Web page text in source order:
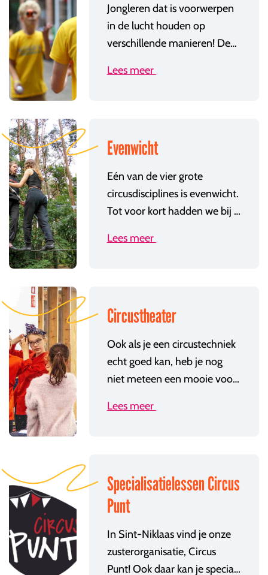
Jongleren dat is voorwerpen
in de lucht houden op
verschillende manieren! Denk aan 1, 2, 3 of meer balletjes, ringen, kegels, diabolo, flowerstick, chinese bordjes, poi, ... Kan je al redelijk overweg met drie balletjes? Kijk even bij 'Juggler'! Of heb je die diabolo al aardig in bedwang? Neem dan zeker een kijkje bij 'Diabolo'!
Lees meer
Evenwicht
Eén van de vier grote
circusdisciplines is evenwicht.
Tot voor kort hadden we bij Circolito enkel eenwieler als specialisatieles, maar vanaf 2022-2023 hebben we er een nieuwe bij: 'evenwicht'. Hierbij komen alle (ja, écht alle) evenwichtstechnieken aan bod. Bal, ton, rolla bolla, stelten, springstelten, kabel, slackline, funambule, slap touw, eenwieler, flessen lopen, ladder, … Iedereen vanaf 8 jaar is welkom, ongeacht ervaring of niveau.
Lees meer
Circustheater
Ook als je een circustechniek
echt goed kan, heb je nog
niet meteen een mooie voorstelling. Hoe verwerk je je circustechnieken in een straf nummer? Hoe reageer je op het publiek? Wat doe je als het eens fout gaat? Of hoe zorg je er voor dat alles opzettelijk fout gaat zonder dat het opvalt? Circustheater en clownerie weet mogelijke antwoorden! En theaterverhalen creëren zonder teksten te leren, en zonder te weten wat de tegenspelers gaan zeggen of doen? Leren om snel te reageren op wat er gebeurt? Dat leer je in improtheater.
Lees meer
Specialisatielessen Circus
Punt
In Sint-Niklaas vind je onze
zusterorganisatie, Circus
Punt! Ook daar kan je specialisatielessen volgen.